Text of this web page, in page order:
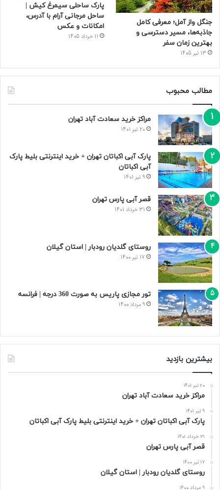
جنگل واز آمل؛ معرفی کامل
جاذبه‌ها، مسیر دسترسی و
بهترین زمان سفر
13 تیر 1405
پارک ساحلی سیمرغ کیش |
ساحل مرجانی آرام با آدرس،
امکانات و عکس
11 خرداد 1405
مطالب محبوب
مراکز خرید سعادت‌ آباد تهران
20 تیر 1401
پارک آبی اکباتان تهران + خرید اینترنتی بلیط پارک
آبی اکباتان
9 تیر 1401
قصر آبی پارس تهران
31 خرداد 1401
روستای گلدیان رودبار | استان گیلان
17 تیر 1400
تور مجازی پاریس به صورت 360 درجه | فرانسه
9 مرداد 1400
بیشترین بازدید
20 تیر 1401
مراکز خرید سعادت‌ آباد تهران
9 تیر 1401
پارک آبی اکباتان تهران + خرید اینترنتی بلیط پارک آبی اکباتان
31 خرداد 1401
قصر آبی پارس تهران
17 تیر 1400
روستای گلدیان رودبار | استان گیلان
9 مرداد 1400